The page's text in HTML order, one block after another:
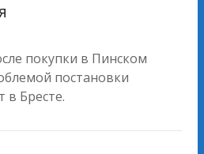
покупки в Пинском
постановки
в Бресте.